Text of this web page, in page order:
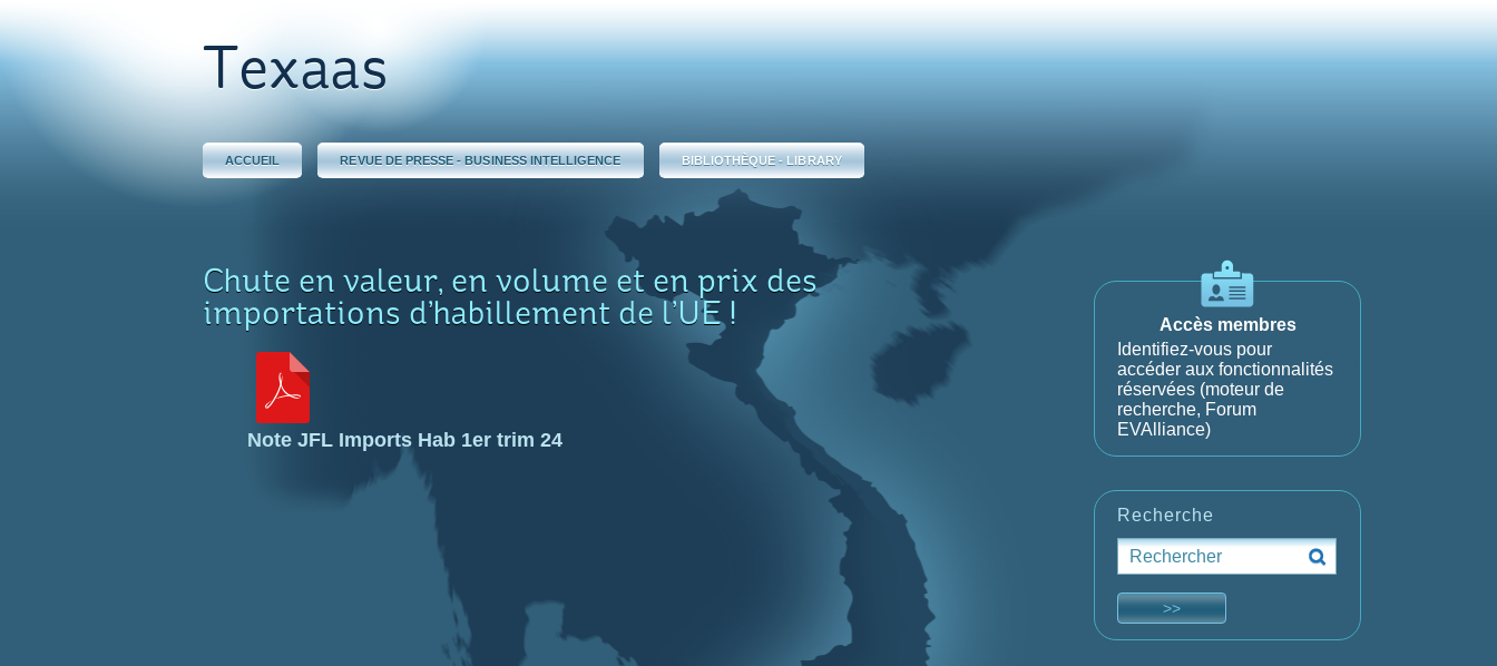
Texaas
ACCUEIL REVUE DE PRESSE - BUSINESS INTELLIGENCE BIBLIOTHÈQUE - LIBRARY
Chute en valeur, en volume et en prix des
importations d’habillement de l’UE !
Note JFL Imports Hab 1er trim 24
Accès membres
Identifiez-vous pour
accéder aux fonctionnalités
réservées (moteur de
recherche, Forum
EVAlliance)
Recherche